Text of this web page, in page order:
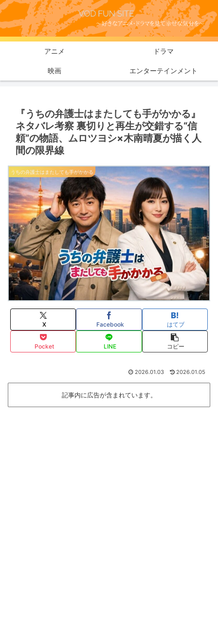
アニメ ドラマ
映画 エンターテインメント
『うちの弁護士はまたしても手がかかる』
ネタバレ考察 裏切りと再生が交錯する“信
頼”の物語、ムロツヨシ×木南晴夏が描く人
間の限界線
うちの弁護士はまたしても手がかかる
X Facebook はてブ
Pocket LINE コピー
2026.01.03 2026.01.05
記事内に広告が含まれています。